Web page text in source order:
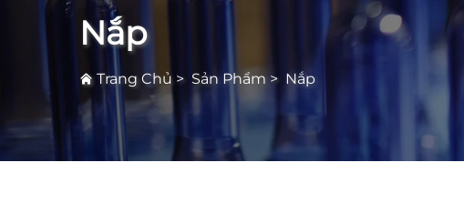
Nắp
Trang Chủ > Sản Phẩm> Nắp